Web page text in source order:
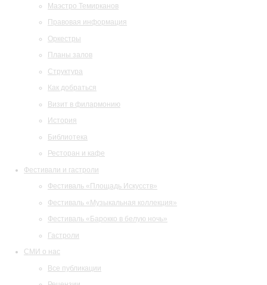
Маэстро Темирканов
Правовая информация
Оркестры
Планы залов
Структура
Как добраться
Визит в филармонию
История
Библиотека
Ресторан и кафе
Фестивали и гастроли
Фестиваль «Площадь Искусств»
Фестиваль «Музыкальная коллекция»
Фестиваль «Барокко в белую ночь»
Гастроли
СМИ о нас
Все публикации